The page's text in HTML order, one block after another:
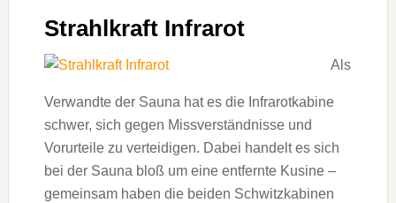
Strahlkraft Infrarot
Als
Verwandte der Sauna hat es die Infrarotkabine
schwer, sich gegen Missverständnisse und
Vorurteile zu verteidigen. Dabei handelt es sich
bei der Sauna bloß um eine entfernte Kusine –
gemeinsam haben die beiden Schwitzkabinen